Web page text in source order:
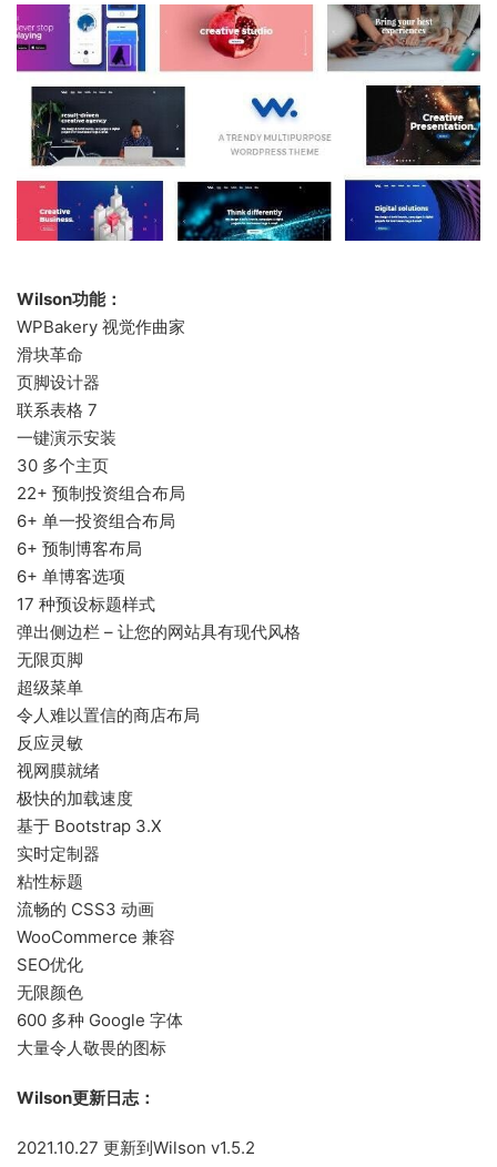
Wilson功能：
WPBakery 视觉作曲家
滑块革命
页脚设计器
联系表格 7
一键演示安装
30 多个主页
22+ 预制投资组合布局
6+ 单一投资组合布局
6+ 预制博客布局
6+ 单博客选项
17 种预设标题样式
弹出侧边栏 – 让您的网站具有现代风格
无限页脚
超级菜单
令人难以置信的商店布局
反应灵敏
视网膜就绪
极快的加载速度
基于 Bootstrap 3.X
实时定制器
粘性标题
流畅的 CSS3 动画
WooCommerce 兼容
SEO优化
无限颜色
600 多种 Google 字体
大量令人敬畏的图标
Wilson更新日志：
2021.10.27 更新到Wilson v1.5.2